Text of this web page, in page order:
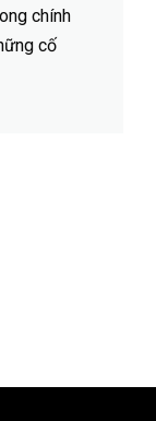
chính
cố